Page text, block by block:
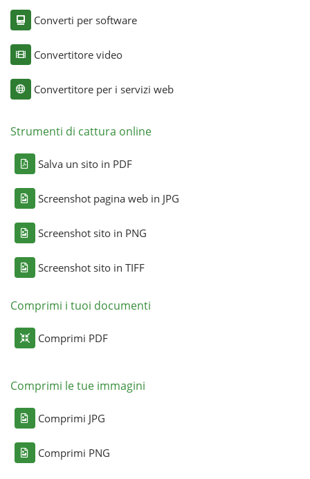
Converti per software
Convertitore video
Convertitore per i servizi web
Strumenti di cattura online
Salva un sito in PDF
Screenshot pagina web in JPG
Screenshot sito in PNG
Screenshot sito in TIFF
Comprimi i tuoi documenti
Comprimi PDF
Comprimi le tue immagini
Comprimi JPG
Comprimi PNG